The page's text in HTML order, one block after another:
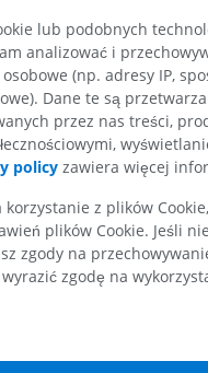
RTG
ZA
RM
RM
lub podobnych
analizować i
(np. adresy IP,
Dane te są
przez nas treści,
policy zawiera więcej
z plików
plików Cookie. Jeśli
zgody na
zgodę na